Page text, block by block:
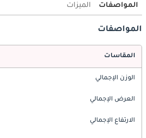
المواصفات الميزات
المواصفات
المقاسات
الوزن الإجمالي
العرض الإجمالي
الارتفاع الإجمالي